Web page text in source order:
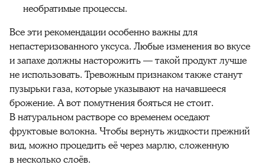
необратимые процессы.
Все эти рекомендации особенно важны для
непастеризованного уксуса. Любые изменения во вкусе
и запахе должны насторожить — такой продукт лучше
не использовать. Тревожным признаком также станут
пузырьки газа, которые указывают на начавшееся
брожение. А вот помутнения бояться не стоит.
В натуральном растворе со временем оседают
фруктовые волокна. Чтобы вернуть жидкости прежний
вид, можно процедить её через марлю, сложенную
в несколько слоёв.